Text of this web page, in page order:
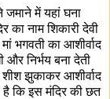
में यहां घना
नाम शिकारी देवी
भगवती का आशीर्वाद
निर्भय बना देती
झुकाकर आशीर्वाद
कि इस मंदिर की छत